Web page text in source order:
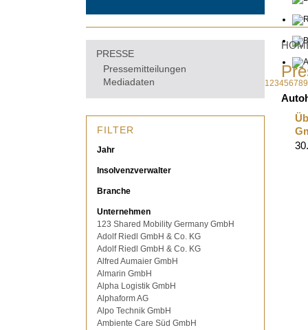
123456789
PRESSE
Pressemitteilungen
Mediadaten
FILTER
Jahr
Insolvenzverwalter
Branche
Unternehmen
123 Shared Mobility Germany GmbH
Adolf Riedl GmbH & Co. KG
Adolf Riedl GmbH & Co. KG
Alfred Aumaier GmbH
Almarin GmbH
Alpha Logistik GmbH
Alphaform AG
Alpo Technik GmbH
Ambiente Care Süd GmbH